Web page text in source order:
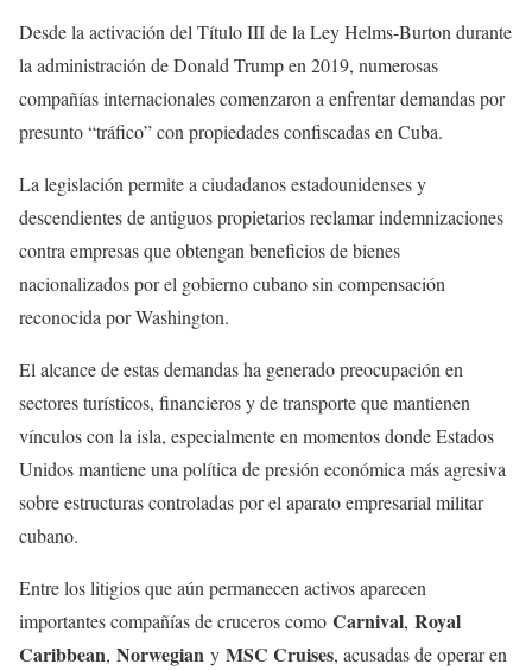
Desde la activación del Título III de la Ley Helms-Burton durante
la administración de Donald Trump en 2019, numerosas
compañías internacionales comenzaron a enfrentar demandas por
presunto “tráfico” con propiedades confiscadas en Cuba.
La legislación permite a ciudadanos estadounidenses y
descendientes de antiguos propietarios reclamar indemnizaciones
contra empresas que obtengan beneficios de bienes
nacionalizados por el gobierno cubano sin compensación
reconocida por Washington.
El alcance de estas demandas ha generado preocupación en
sectores turísticos, financieros y de transporte que mantienen
vínculos con la isla, especialmente en momentos donde Estados
Unidos mantiene una política de presión económica más agresiva
sobre estructuras controladas por el aparato empresarial militar
cubano.
Entre los litigios que aún permanecen activos aparecen
importantes compañías de cruceros como Carnival, Royal
Caribbean, Norwegian y MSC Cruises, acusadas de operar en